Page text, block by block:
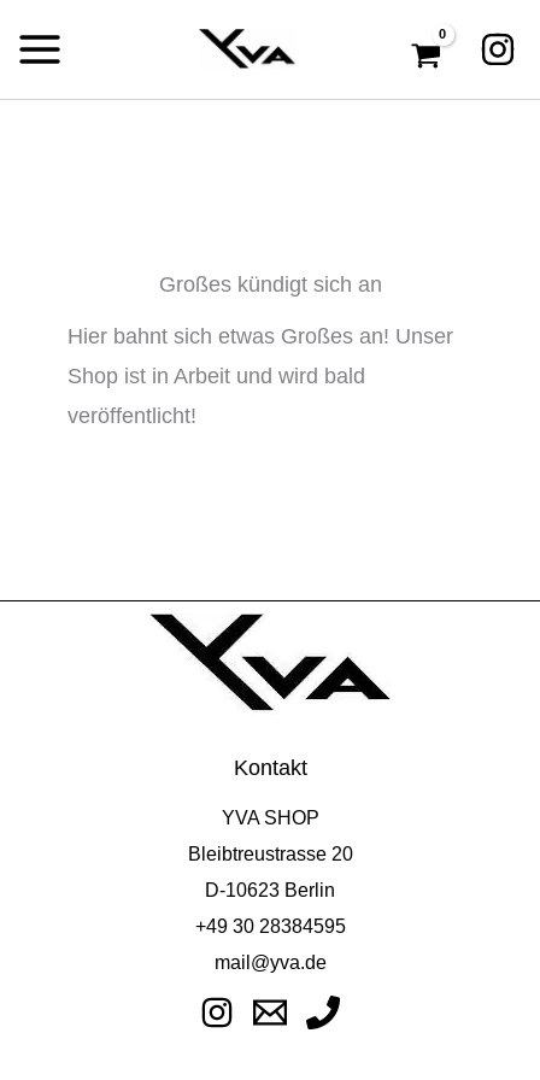
Inhalt
springen
Großes kündigt sich an
Hier bahnt sich etwas Großes an! Unser
Shop ist in Arbeit und wird bald
veröffentlicht!
Kontakt
YVA SHOP
Bleibtreustrasse 20
D-10623 Berlin
+49 30 28384595
mail@yva.de